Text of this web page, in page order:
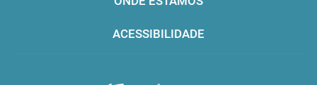
ACESSIBILIDADE